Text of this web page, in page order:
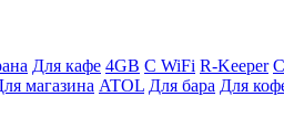
Для кафе 4GB С WiFi R-Keeper
магазина ATOL Для бара Для